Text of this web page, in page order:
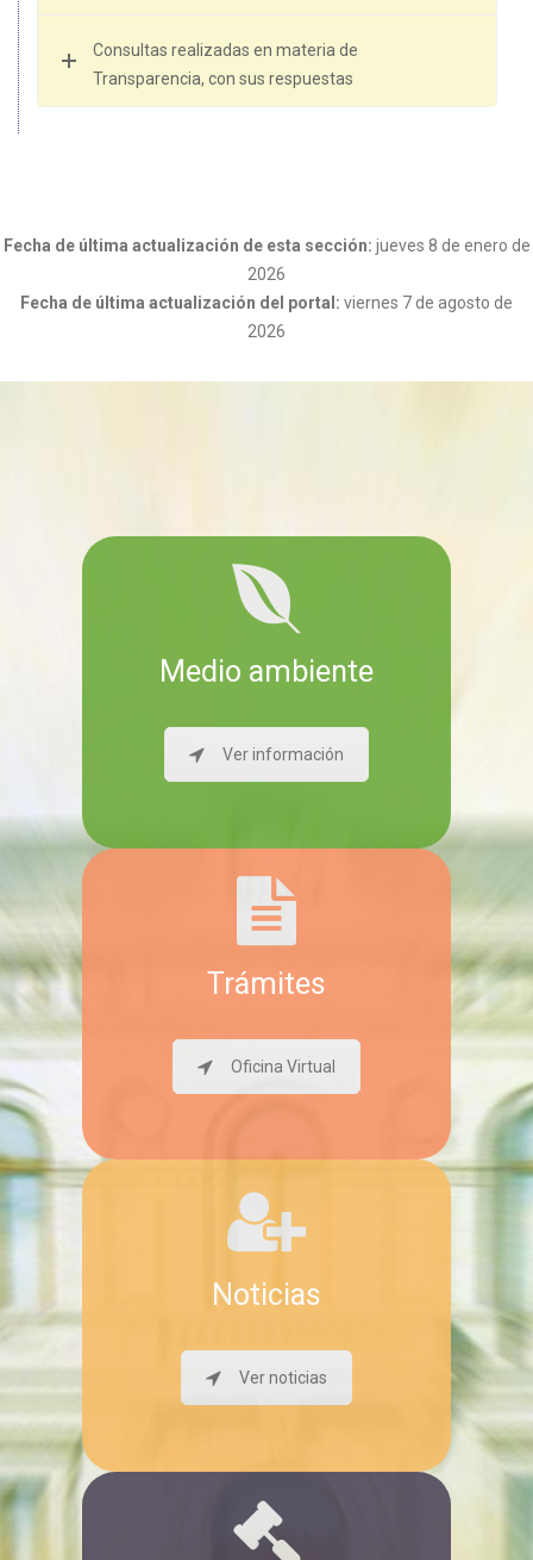
Consultas realizadas en materia de
Transparencia, con sus respuestas
Fecha de última actualización de esta sección: jueves 8 de enero de
2026
Fecha de última actualización del portal: viernes 7 de agosto de
2026
Medio ambiente
Ver información
Trámites
Oficina Virtual
Noticias
Ver noticias